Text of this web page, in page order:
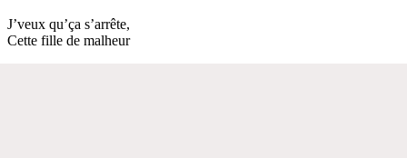
J’veux qu’ça s’arrête,
Cette fille de malheur